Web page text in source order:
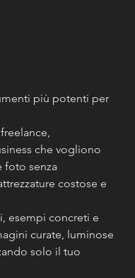
più potenti per
che vogliono
foto senza
costose e
esempi concreti e
curate, luminose
solo il tuo